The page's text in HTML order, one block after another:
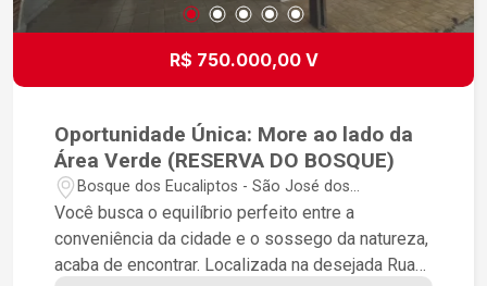
R$ 750.000,00 V
Oportunidade Única: More ao lado da
Área Verde (RESERVA DO BOSQUE)
Bosque dos Eucaliptos - São José dos
Campos/SP
Você busca o equilíbrio perfeito entre a
conveniência da cidade e o sossego da natureza,
acaba de encontrar. Localizada na desejada Rua